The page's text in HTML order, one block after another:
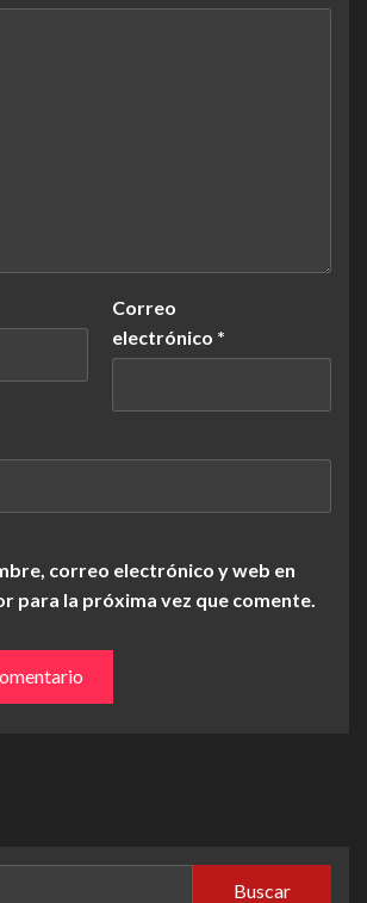
Correo
electrónico *
correo electrónico y web en
para la próxima vez que comente.
Buscar